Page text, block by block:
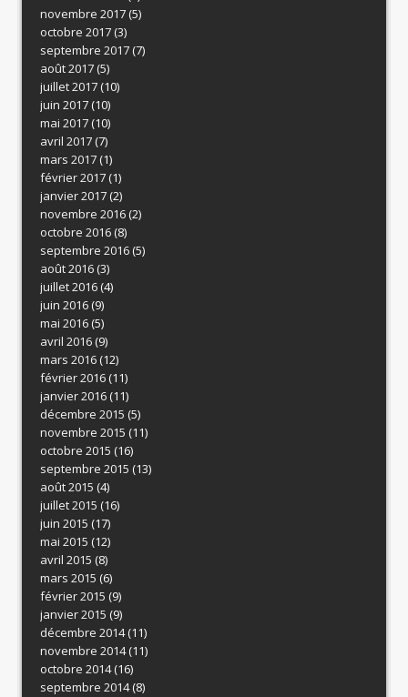
novembre 2017(5)
octobre 2017(3)
septembre 2017(7)
août 2017(5)
juillet 2017(10)
juin 2017(10)
mai 2017(10)
avril 2017(7)
mars 2017(1)
février 2017(1)
janvier 2017(2)
novembre 2016(2)
octobre 2016(8)
septembre 2016(5)
août 2016(3)
juillet 2016(4)
juin 2016(9)
mai 2016(5)
avril 2016(9)
mars 2016(12)
février 2016(11)
janvier 2016(11)
décembre 2015 (5)
novembre 2015 (11)
octobre 2015 (16)
septembre 2015 (13)
août 2015 (4)
juillet 2015 (16)
juin 2015 (17)
mai 2015 (12)
avril 2015 (8)
mars 2015 (6)
février 2015 (9)
janvier 2015 (9)
décembre 2014(11)
novembre 2014(11)
octobre 2014(16)
septembre 2014(8)